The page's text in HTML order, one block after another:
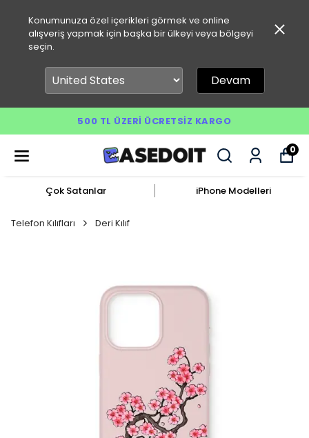
Konumunuza özel içerikleri görmek ve online
alışveriş yapmak için başka bir ülkeyi veya bölgeyi
seçin.
Devam
500 TL ÜZERI ÜCRETSIZ KARGO
0
Çok Satanlar iPhone Modelleri
Telefon Kılıfları Deri Kılıf